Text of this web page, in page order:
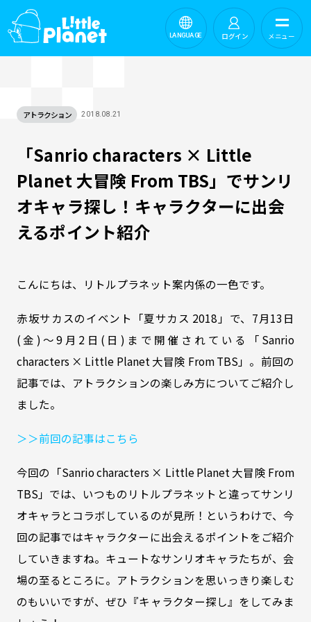
ログイン
LANGUAGE メニュー
アトラクション 2018.08.21
「Sanrio characters × Little
Planet 大冒険 From TBS」でサンリ
オキャラ探し！キャラクターに出会
えるポイント紹介
こんにちは、リトルプラネット案内係の一色です。
赤坂サカスのイベント「夏サカス 2018」で、7月13日
(金)～9月2日(日)まで開催されている「Sanrio
characters × Little Planet 大冒険 From TBS」。前回の
記事では、アトラクションの楽しみ方についてご紹介し
ました。
＞＞前回の記事はこちら
今回の「Sanrio characters × Little Planet 大冒険 From
TBS」では、いつものリトルプラネットと違ってサンリ
オキャラとコラボしているのが見所！というわけで、今
回の記事ではキャラクターに出会えるポイントをご紹介
していきますね。キュートなサンリオキャラたちが、会
場の至るところに。アトラクションを思いっきり楽しむ
のもいいですが、ぜひ『キャラクター探し』をしてみま